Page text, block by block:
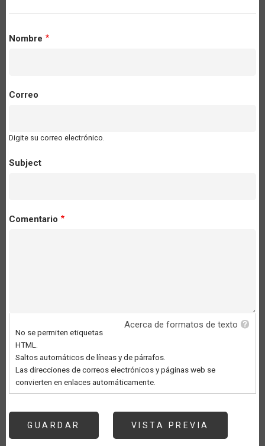
Nombre
Correo
Digite su correo electrónico.
Subject
Comentario
Acerca de formatos de texto
No se permiten etiquetas
HTML.
Saltos automáticos de líneas y de párrafos.
Las direcciones de correos electrónicos y páginas web se
convierten en enlaces automáticamente.